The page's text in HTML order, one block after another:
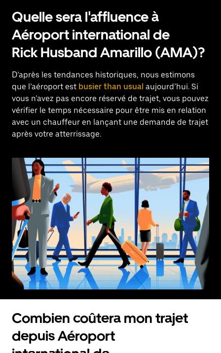
Quelle sera l'affluence à
Aéroport international de
Rick Husband Amarillo (AMA)?
D’après les tendances historiques, nous estimons
que l’aéroport est busier than usual aujourd’hui. Si
vous n’avez pas encore réservé de trajet, vous pouvez
vérifier le temps nécessaire pour être mis en relation
avec un chauffeur en lançant une demande de trajet
après votre atterrissage.
Combien coûtera mon trajet
depuis Aéroport